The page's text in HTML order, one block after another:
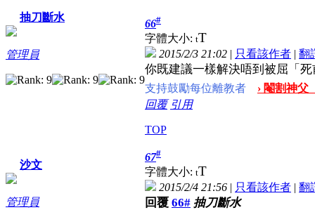
抽刀斷水
管理員
66#
字體大小: tT
2015/2/3 21:02 | 只看該作者 | 翻
你既建議一樣解決唔到被屈「
支持鼓勵每位離教者
› 閹割神
回覆 引用
TOP
沙文
管理員
67#
字體大小: tT
2015/2/4 21:56 | 只看該作者 | 翻
回覆 66# 抽刀斷水